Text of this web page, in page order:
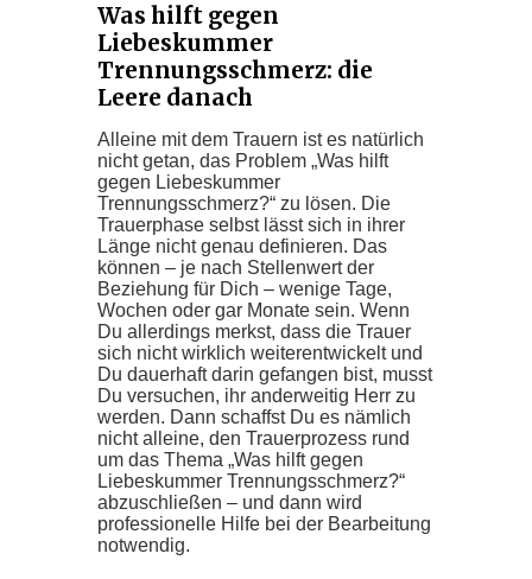
Was hilft gegen
Liebeskummer
Trennungsschmerz: die
Leere danach
Alleine mit dem Trauern ist es natürlich
nicht getan, das Problem „Was hilft
gegen Liebeskummer
Trennungsschmerz?“ zu lösen. Die
Trauerphase selbst lässt sich in ihrer
Länge nicht genau definieren. Das
können – je nach Stellenwert der
Beziehung für Dich – wenige Tage,
Wochen oder gar Monate sein. Wenn
Du allerdings merkst, dass die Trauer
sich nicht wirklich weiterentwickelt und
Du dauerhaft darin gefangen bist, musst
Du versuchen, ihr anderweitig Herr zu
werden. Dann schaffst Du es nämlich
nicht alleine, den Trauerprozess rund
um das Thema „Was hilft gegen
Liebeskummer Trennungsschmerz?“
abzuschließen – und dann wird
professionelle Hilfe bei der Bearbeitung
notwendig.